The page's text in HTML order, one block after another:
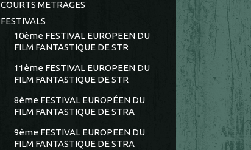
COURTS METRAGES
FESTIVALS
10ème FESTIVAL EUROPEEN DU
FILM FANTASTIQUE DE STR
11ème FESTIVAL EUROPEEN DU
FILM FANTASTIQUE DE STR
8ème FESTIVAL EUROPÉEN DU
FILM FANTASTIQUE DE STRA
9ème FESTIVAL EUROPEEN DU
FILM FANTASTIQUE DE STRA